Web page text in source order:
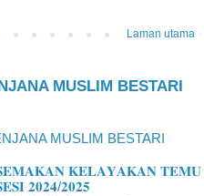
Laman utama
MUSLIM BESTARI
MUSLIM BESTARI
𝐊𝐄𝐋𝐀𝐘𝐀𝐊𝐀𝐍 𝐓𝐄𝐌𝐔
𝟐𝟎𝟐𝟒/𝟐𝟎𝟐𝟓